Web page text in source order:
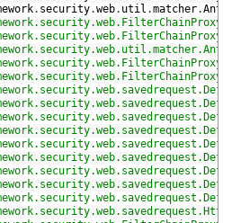
. security.web. util .matcher.